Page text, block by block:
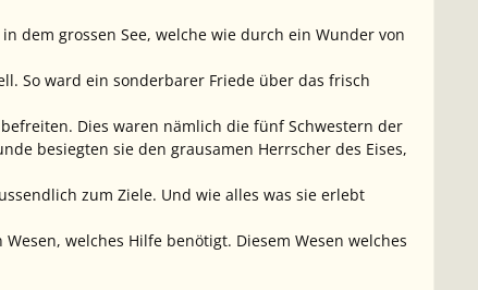
dem grossen See, welche wie durch ein Wunder von
So ward ein sonderbarer Friede über das frisch
Dies waren nämlich die fünf Schwestern der
besiegten sie den grausamen Herrscher des Eises,
zum Ziele. Und wie alles was sie erlebt
welches Hilfe benötigt. Diesem Wesen welches